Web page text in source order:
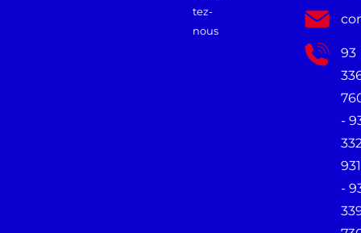
tez-
nous
93
-
931
-